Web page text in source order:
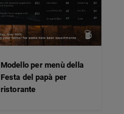
Modello per menù della
Festa del papà per
ristorante